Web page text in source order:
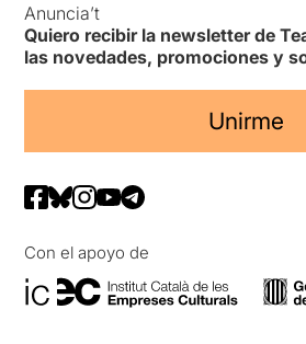
Anuncia’t
Quiero recibir la newsletter de
las novedades, promociones y
Unirme
Con el apoyo de